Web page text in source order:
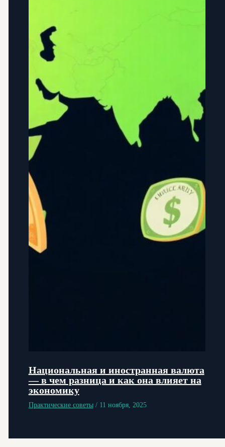
Национальная и иностранная валюта
— в чем разница и как она влияет на
экономику
Практические советы/ 11 ноября, 2025